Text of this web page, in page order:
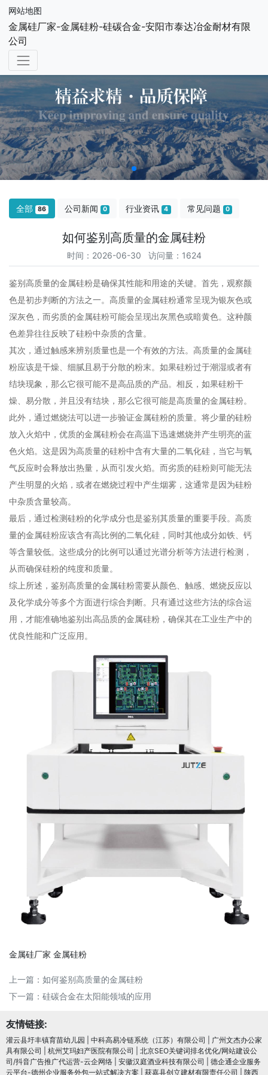
网站地图
金属硅厂家-金属硅粉-硅碳合金-安阳市泰达冶金耐材有限
公司
全部 86 公司新闻 0 行业资讯 4 常见问题 0
如何鉴别高质量的金属硅粉
时间：2026-06-30 访问量：1624
鉴别高质量的金属硅粉是确保其性能和用途的关键。首先，观察颜
色是初步判断的方法之一。高质量的金属硅粉通常呈现为银灰色或
深灰色，而劣质的金属硅粉可能会呈现出灰黑色或暗黄色。这种颜
色差异往往反映了硅粉中杂质的含量。
其次，通过触感来辨别质量也是一个有效的方法。高质量的金属硅
粉应该是干燥、细腻且易于分散的粉末。如果硅粉过于潮湿或者有
结块现象，那么它很可能不是高品质的产品。相反，如果硅粉干
燥、易分散，并且没有结块，那么它很可能是高质量的金属硅粉。
此外，通过燃烧法可以进一步验证金属硅粉的质量。将少量的硅粉
放入火焰中，优质的金属硅粉会在高温下迅速燃烧并产生明亮的蓝
色火焰。这是因为高质量的硅粉中含有大量的二氧化硅，当它与氧
气反应时会释放出热量，从而引发火焰。而劣质的硅粉则可能无法
产生明显的火焰，或者在燃烧过程中产生烟雾，这通常是因为硅粉
中杂质含量较高。
最后，通过检测硅粉的化学成分也是鉴别其质量的重要手段。高质
量的金属硅粉应该含有高比例的二氧化硅，同时其他成分如铁、钙
等含量较低。这些成分的比例可以通过光谱分析等方法进行检测，
从而确保硅粉的纯度和质量。
综上所述，鉴别高质量的金属硅粉需要从颜色、触感、燃烧反应以
及化学成分等多个方面进行综合判断。只有通过这些方法的综合运
用，才能准确地鉴别出高品质的金属硅粉，确保其在工业生产中的
优良性能和广泛应用。
金属硅厂家 金属硅粉
上一篇： 如何鉴别高质量的金属硅粉
下一篇： 硅碳合金在太阳能领域的应用
友情链接:
灌云县圩丰镇育苗幼儿园 中科高易冷链系统（江苏）有限公司
广州文杰办公家
具有限公司
杭州艾玛妇产医院有限公司
北京SEO关键词排名优化/网站建设公
司/抖音广告推广代运营-云企网络
安徽汉庭酒业科技有限公司
德企通企业服务
云平台-德州企业服务外包一站式解决方案
获嘉县创立建材有限责任公司 陕西